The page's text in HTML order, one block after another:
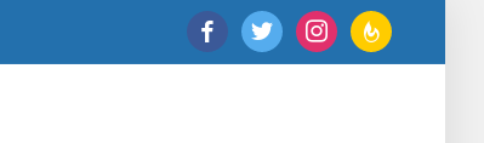
facebooktwitter instagramfeedburner